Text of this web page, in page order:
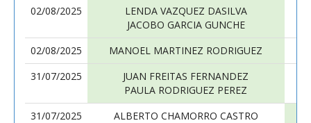
02/08/2025
LENDA VAZQUEZ DASILVA
JACOBO GARCIA GUNCHE
02/08/2025
MANOEL MARTINEZ RODRIGUEZ
31/07/2025
JUAN FREITAS FERNANDEZ
PAULA RODRIGUEZ PEREZ
31/07/2025
ALBERTO CHAMORRO CASTRO